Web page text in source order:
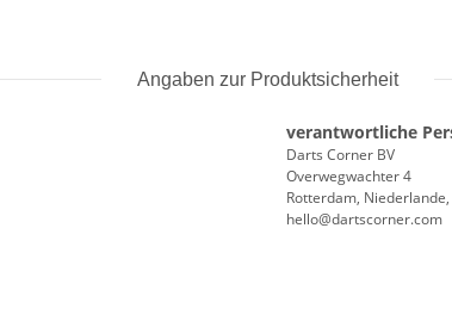
Angaben zur Produktsicherheit
verantwortliche
Darts Corner BV
Overwegwachter 4
Rotterdam, Niederlande,
hello@dartscorner.com